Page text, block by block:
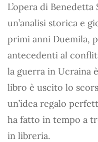
L’opera di
un’analisi storica e
primi anni Duemila,
antecedenti al
la guerra in Ucraina
libro è uscito lo
un’idea regalo
ha fatto in tempo a
in libreria.